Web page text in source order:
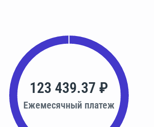
123 439.37 ₽
Ежемесячный платеж